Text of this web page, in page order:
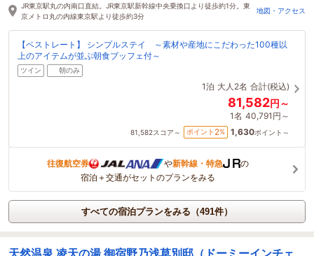
JR東京駅丸の内南口直結。JR東京駅新幹線中央乗換口より徒歩約1分。東
京メトロ丸の内線東京駅より徒歩約3分
地図・アクセス
【ベストレート】 シンプルステイ ～素材や産地にこだわった100種以
上のアイテムが並ぶ朝食ブッフェ付～
ツイン 朝のみ
1泊 大人2名 合計(税込)
81,582円～
1名 40,791円～
81,582スコア～ ポイント 2% 1,630ポイント～
往復航空券 や新幹線・特急
の
宿泊＋交通がセットのプランをみる
すべての宿泊プランをみる（491件）
天然温泉 凌天の湯 御宿野乃浅草別邸（ドーミーインチェ